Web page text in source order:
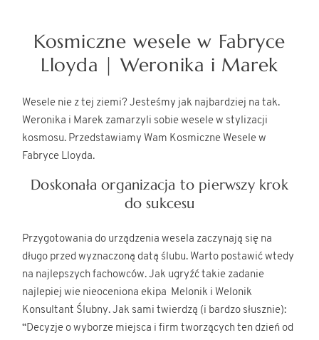
Kosmiczne wesele w Fabryce
Lloyda | Weronika i Marek
Wesele nie z tej ziemi? Jesteśmy jak najbardziej na tak.
Weronika i Marek zamarzyli sobie wesele w stylizacji
kosmosu. Przedstawiamy Wam Kosmiczne Wesele w
Fabryce Lloyda.
Doskonała organizacja to pierwszy krok
do sukcesu
Przygotowania do urządzenia wesela zaczynają się na
długo przed wyznaczoną datą ślubu. Warto postawić wtedy
na najlepszych fachowców. Jak ugryźć takie zadanie
najlepiej wie nieoceniona ekipa Melonik i Welonik
Konsultant Ślubny. Jak sami twierdzą (i bardzo słusznie):
“Decyzje o wyborze miejsca i firm tworzących ten dzień od